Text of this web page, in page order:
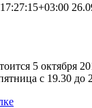
5 октября
с 19.30 до